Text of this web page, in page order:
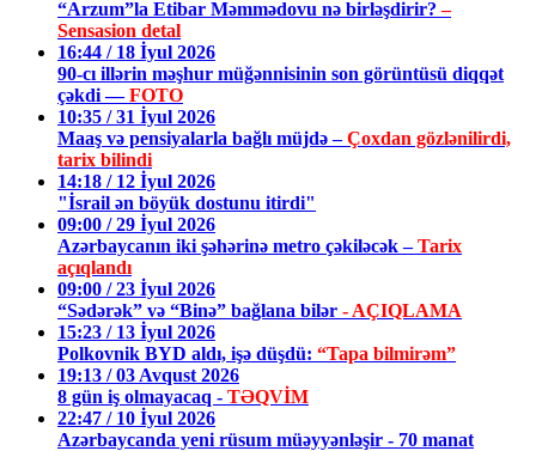
“Arzum”la Etibar Məmmədovu nə birləşdirir?–
Sensasion detal
16:44 / 18 İyul 2026
90-cı illərin məşhur müğənnisinin son görüntüsü diqqət
çəkdi —FOTO
10:35 / 31 İyul 2026
Maaş və pensiyalarla bağlı müjdə –Çoxdan gözlənilirdi,
tarix bilindi
14:18 / 12 İyul 2026
"İsrail ən böyük dostunu itirdi"
09:00 / 29 İyul 2026
Azərbaycanın iki şəhərinə metro çəkiləcək –Tarix
açıqlandı
09:00 / 23 İyul 2026
“Sədərək” və “Binə” bağlana bilər - AÇIQLAMA
15:23 / 13 İyul 2026
Polkovnik BYD aldı, işə düşdü: “Tapa bilmirəm”
19:13 / 03 Avqust 2026
8 gün iş olmayacaq - TƏQVİM
22:47 / 10 İyul 2026
Azərbaycanda yeni rüsum müəyyənləşir - 70 manat